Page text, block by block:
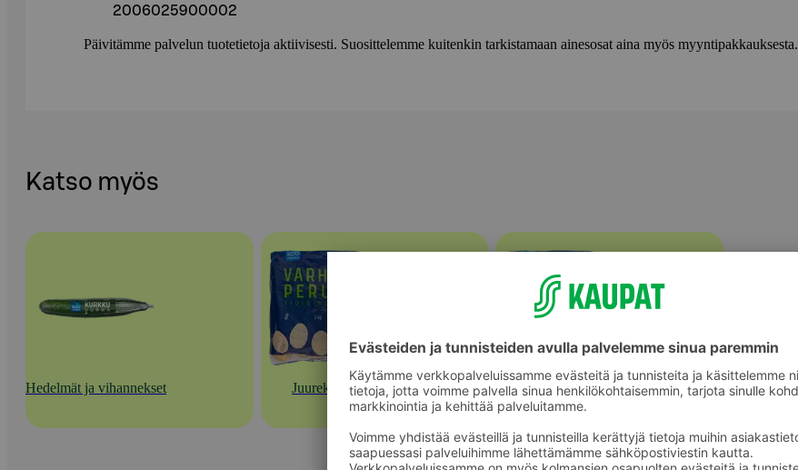
2006025900002
Päivitämme palvelun tuotetietoja aktiivisesti. Suosittelemme kuitenkin tarkistamaan ainesosat aina myös myyntipakkauksesta.
Katso myös
Hedelmät ja vihannekset Juurekset Perunat